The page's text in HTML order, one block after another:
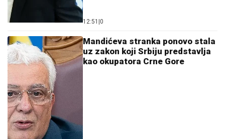
12:51 0
Mandićeva stranka ponovo stala
uz zakon koji Srbiju predstavlja
kao okupatora Crne Gore